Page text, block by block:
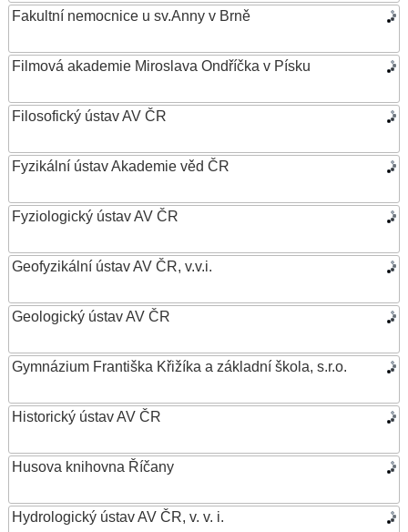
Fakultní nemocnice u sv.Anny v Brně
Filmová akademie Miroslava Ondříčka v Písku
Filosofický ústav AV ČR
Fyzikální ústav Akademie věd ČR
Fyziologický ústav AV ČR
Geofyzikální ústav AV ČR, v.v.i.
Geologický ústav AV ČR
Gymnázium Františka Křižíka a základní škola, s.r.o.
Historický ústav AV ČR
Husova knihovna Říčany
Hydrologický ústav AV ČR, v. v. i.